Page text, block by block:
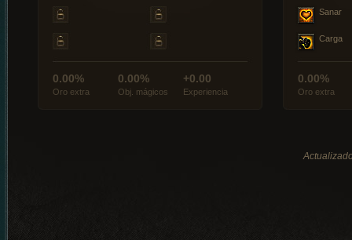
0.00%
Oro extra
0.00%
Obj. mágicos
+0.00
Experiencia
Sanar
Carga
0.00%
Oro extra